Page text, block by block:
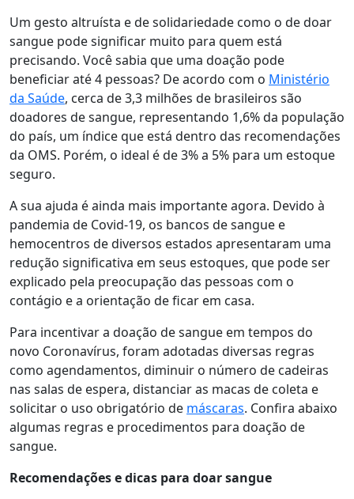
Um gesto altruísta e de solidariedade como o de doar
sangue pode significar muito para quem está
precisando. Você sabia que uma doação pode
beneficiar até 4 pessoas? De acordo com o Ministério
da Saúde, cerca de 3,3 milhões de brasileiros são
doadores de sangue, representando 1,6% da população
do país, um índice que está dentro das recomendações
da OMS. Porém, o ideal é de 3% a 5% para um estoque
seguro.
A sua ajuda é ainda mais importante agora. Devido à
pandemia de Covid-19, os bancos de sangue e
hemocentros de diversos estados apresentaram uma
redução significativa em seus estoques, que pode ser
explicado pela preocupação das pessoas com o
contágio e a orientação de ficar em casa.
Para incentivar a doação de sangue em tempos do
novo Coronavírus, foram adotadas diversas regras
como agendamentos, diminuir o número de cadeiras
nas salas de espera, distanciar as macas de coleta e
solicitar o uso obrigatório de máscaras. Confira abaixo
algumas regras e procedimentos para doação de
sangue.
Recomendações e dicas para doar sangue